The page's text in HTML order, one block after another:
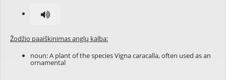
Žodžio paaiškinimas anglų kalba:
noun: A plant of the species Vigna caracalla, often used as an
ornamental